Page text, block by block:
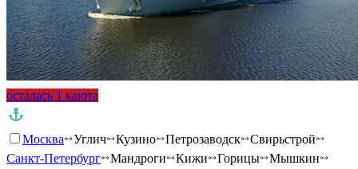
осталась 1 каюта
Москва Углич Кузино Петрозаводск
Свирьстрой
Санкт-Петербург
Мандроги Кижи Горицы
Мышкин